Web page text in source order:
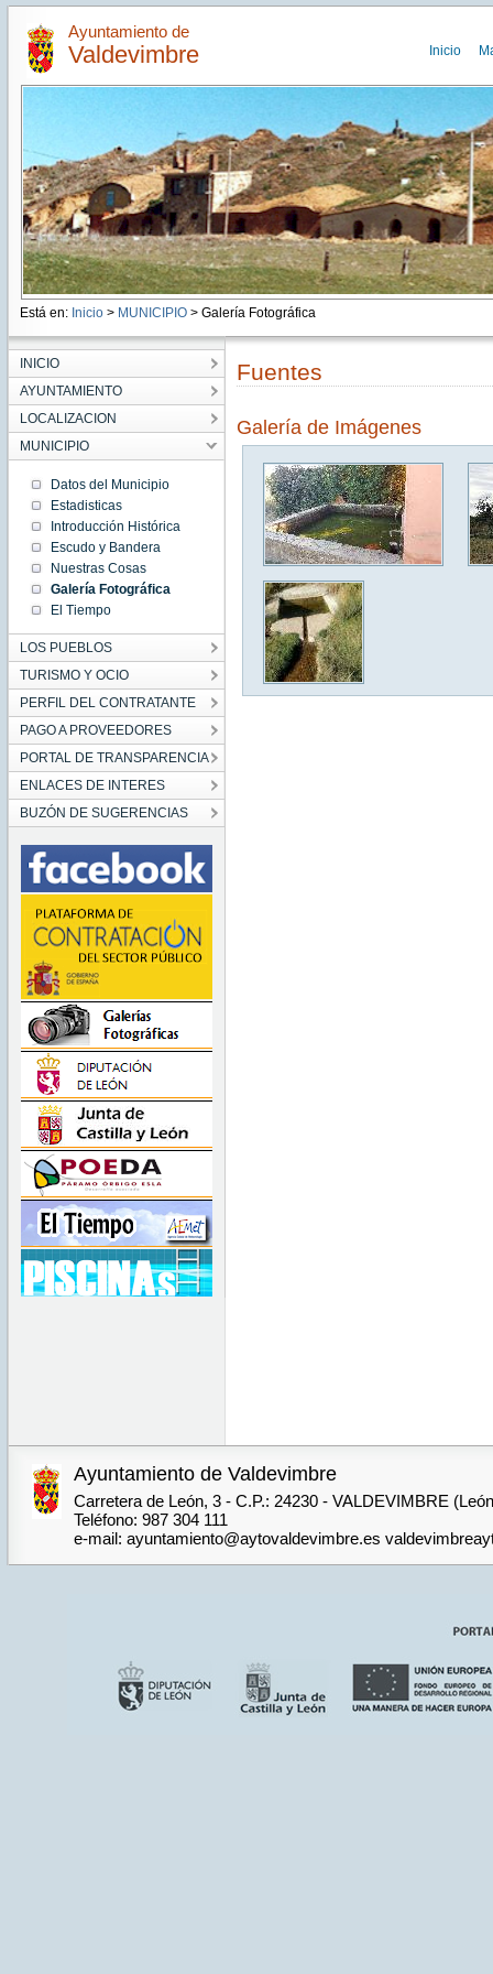
Ayuntamiento de
Valdevimbre Inicio
Está en: Inicio > MUNICIPIO> Galería Fotográfica
INICIO
AYUNTAMIENTO
LOCALIZACION
MUNICIPIO
Datos del Municipio
Estadisticas
Introducción Histórica
Escudo y Bandera
Nuestras Cosas
Galería Fotográfica
El Tiempo
LOS PUEBLOS
TURISMO Y OCIO
PERFIL DEL CONTRATANTE
PAGO A PROVEEDORES
PORTAL DE TRANSPARENCIA
ENLACES DE INTERES
BUZÓN DE SUGERENCIAS
Fuentes
Galería de Imágenes
Ayuntamiento de Valdevimbre
Carretera de León, 3 - C.P.: 24230 - VALDEVIMBRE
Teléfono: 987 304 111
e-mail: ayuntamiento@aytovaldevimbre.es